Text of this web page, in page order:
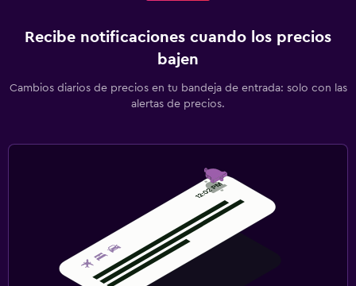
Recibe notificaciones cuando los precios
bajen
Cambios diarios de precios en tu bandeja de entrada: solo con las
alertas de precios.